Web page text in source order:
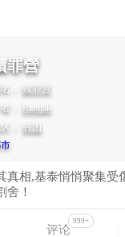
罪營
： 赎罪营
： Ramjak
： 韩国
真相,基泰悄悄聚集受
舍！
评论
999+